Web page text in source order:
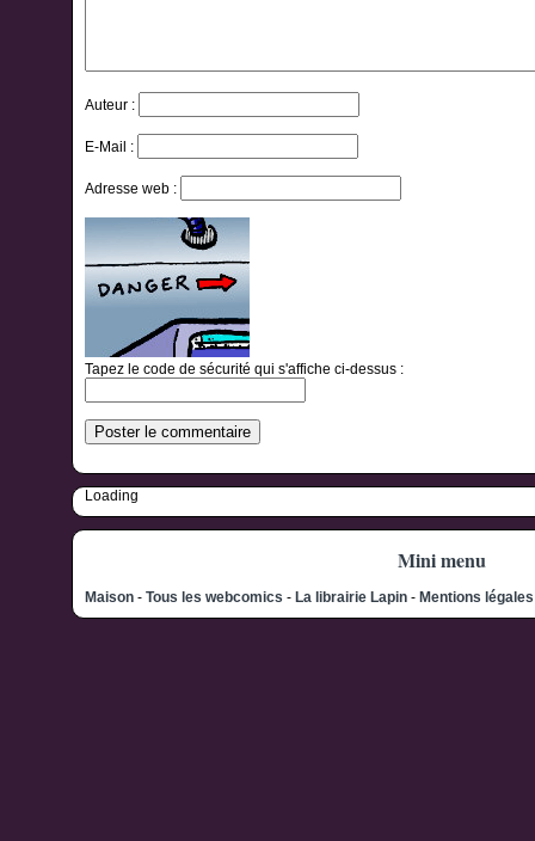
Auteur :
E-Mail :
Adresse web :
Tapez le code de sécurité qui s'affiche ci-dessus :
Loading
Mini menu
Maison - Tous les webcomics - La librairie Lapin - Mentions